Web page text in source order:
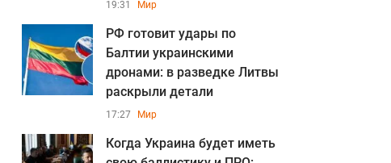
19:31 Мир
РФ готовит удары по
Балтии украинскими
дронами: в разведке Литвы
раскрыли детали
17:27 Мир
Когда Украина будет иметь